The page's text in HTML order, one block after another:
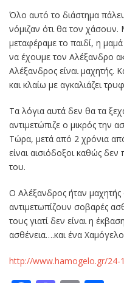
Όλο αυτό το διάστημα
νόμιζαν ότι θα τον
μεταφέραμε το παιδί, η
να έχουμε τον Αλέξανδρο
Αλέξανδρος είναι
και κλαίω με αγκαλιάζει
Τα λόγια αυτά δεν θα τα
αντιμετώπιζε ο μικρός την
Τώρα, μετά από 2 χρόνια
είναι αισιόδοξοι καθώς δεν
του.
Ο Αλέξανδρος ήταν
αντιμετωπίζουν σοβαρές
τους γιατί δεν είναι η
ασθένεια….και ένα
http://www.hamogelo.gr/24-